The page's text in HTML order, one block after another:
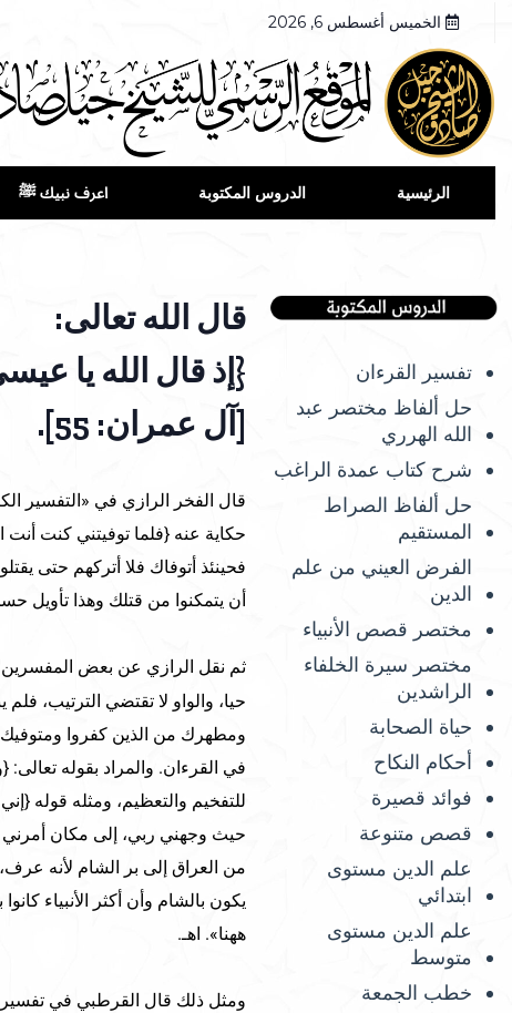
الخميس أغسطس 6, 2026
الرئيسية الدروس المكتوبة اعرف نبيك ﷺ
تفسير القرءان
حل ألفاظ مختصر عبد
الله الهرري
شرح كتاب عمدة الراغب
حل ألفاظ الصراط
المستقيم
الفرض العيني من علم
الدين
مختصر قصص الأنبياء
مختصر سيرة الخلفاء
الراشدين
حياة الصحابة
أحكام النكاح
فوائد قصيرة
قصص متنوعة
علم الدين مستوى
ابتدائي
علم الدين مستوى
متوسط
خطب الجمعة
قال الله تعالى:
{إذ قال الله يا
[آل عمران: 55].
قال الفخر الرازي في «التفسير
حكاية عنه {فلما توفيتني كنت
فحينئذ أتوفاك فلا أتركهم حتى
أن يتمكنوا من قتلك وهذا تأويل
ثم نقل الرازي عن بعض المفسرين
حيا، والواو لا تقتضي الترتيب،
ومطهرك من الذين كفروا ومتوفيك
في القرءان. والمراد بقوله
حيث وجهني ربي، إلى مكان أمرني
من العراق إلى بر الشام لأنه
يكون بالشام وأن أكثر الأنبياء
ههنا». اهـ.
ومثل ذلك قال القرطبي في